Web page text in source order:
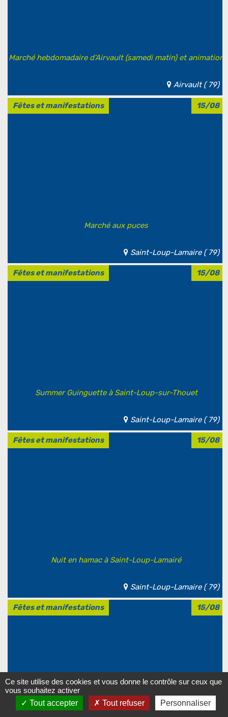
Marché hebdomadaire d'Airvault (samedi matin) et animation
Airvault ( 79)
15/08
Fêtes et manifestations
Marché aux puces
Saint-Loup-Lamaire ( 79)
15/08
Fêtes et manifestations
Summer Guinguette à Saint-Loup-sur-Thouet
Saint-Loup-Lamaire ( 79)
15/08
Fêtes et manifestations
Nuit en hamac à Saint-Loup-Lamairé
Saint-Loup-Lamaire ( 79)
15/08
Fêtes et manifestations
Ce site utilise des cookies et vous donne le contrôle sur ceux que
vous souhaitez activer
Tout accepter
Tout refuser Personnaliser